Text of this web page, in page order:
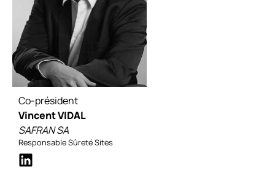
Co-président
Vincent VIDAL
SAFRAN SA
Responsable Sûreté Sites